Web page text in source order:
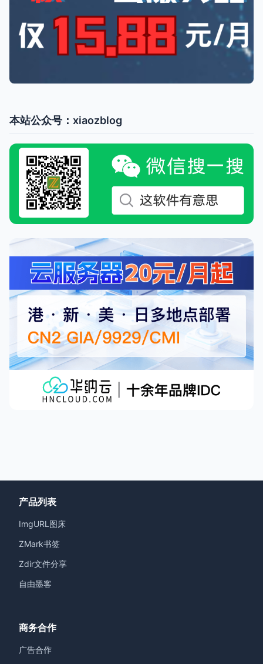
本站公众号：xiaozblog
产品列表
ImgURL图床
ZMark书签
Zdir文件分享
自由墨客
商务合作
广告合作